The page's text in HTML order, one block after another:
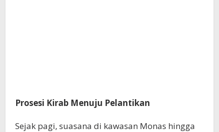
Prosesi Kirab Menuju Pelantikan
Sejak pagi, suasana di kawasan Monas hingga